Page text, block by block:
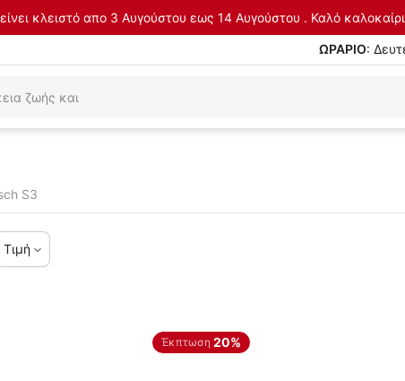
κλειστό απο 3 Αυγούστου εως 14 Αυγούστου . Καλό
ΩΡΑΡΙΟ:
S3
Τιμή
Έκπτωση 20%